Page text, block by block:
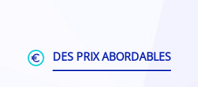
DES PRIX ABORDABLES